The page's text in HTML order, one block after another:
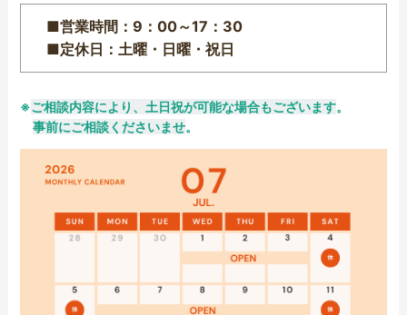
■営業時間：9：00～17：30
■定休日：土曜・日曜・祝日
※ご相談内容により、土日祝が可能な場合もございます。
事前にご相談くださいませ。